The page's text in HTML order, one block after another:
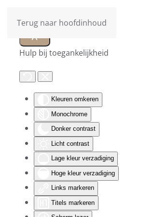
Hulp bij toegankelijkheid
Kleuren omkeren
Monochrome
Donker contrast
Licht contrast
Lage kleur verzadiging
Hoge kleur verzadiging
Links markeren
Titels markeren
Terug naar hoofdinhoud